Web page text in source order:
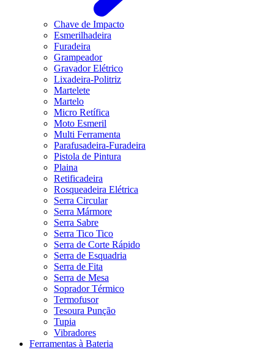
Chave de Impacto
Esmerilhadeira
Furadeira
Grampeador
Gravador Elétrico
Lixadeira-Politriz
Martelete
Martelo
Micro Retífica
Moto Esmeril
Multi Ferramenta
Parafusadeira-Furadeira
Pistola de Pintura
Plaina
Retificadeira
Rosqueadeira Elétrica
Serra Circular
Serra Mármore
Serra Sabre
Serra Tico Tico
Serra de Corte Rápido
Serra de Esquadria
Serra de Fita
Serra de Mesa
Soprador Térmico
Termofusor
Tesoura Punção
Tupia
Vibradores
Ferramentas à Bateria